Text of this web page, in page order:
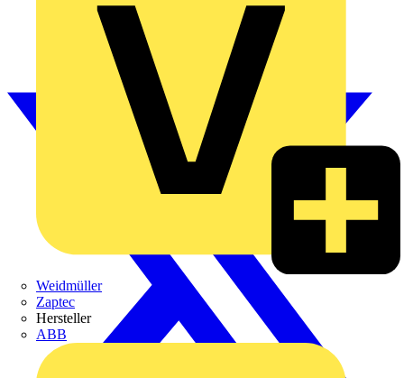
Weidmüller
Zaptec
Hersteller
ABB